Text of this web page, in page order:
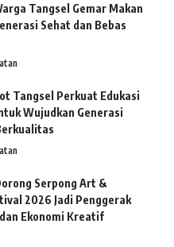
Tangsel Gemar Makan
Sehat dan Bebas
Tangsel Perkuat Edukasi
Wujudkan Generasi
Serpong Art &
2026 Jadi Penggerak
Ekonomi Kreatif